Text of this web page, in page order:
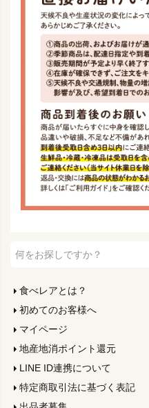
食べレアとは？
初めてのお客様へ
マイページ
地産地消ポイント還元
LINE ID連携について
特定商取引法に基づく表記